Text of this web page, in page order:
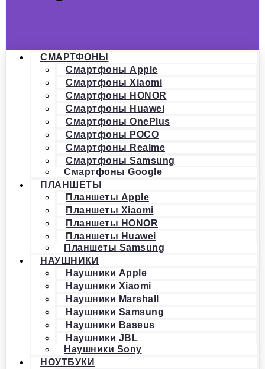
СМАРТФОНЫ
Смартфоны Apple
Смартфоны Xiaomi
Смартфоны HONOR
Смартфоны Huawei
Смартфоны OnePlus
Смартфоны POCO
Смартфоны Realme
Смартфоны Samsung
Смартфоны Google
ПЛАНШЕТЫ
Планшеты Apple
Планшеты Xiaomi
Планшеты HONOR
Планшеты Huawei
Планшеты Samsung
НАУШНИКИ
Наушники Apple
Наушники Xiaomi
Наушники Marshall
Наушники Samsung
Наушники Baseus
Наушники JBL
Наушники Sony
НОУТБУКИ